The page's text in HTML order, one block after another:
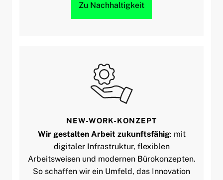
Zu Nachhaltigkeit
NEW-WORK-KONZEPT
Wir gestalten Arbeit zukunftsfähig: mit
digitaler Infrastruktur, flexiblen
Arbeitsweisen und modernen Bürokonzepten.
So schaffen wir ein Umfeld, das Innovation